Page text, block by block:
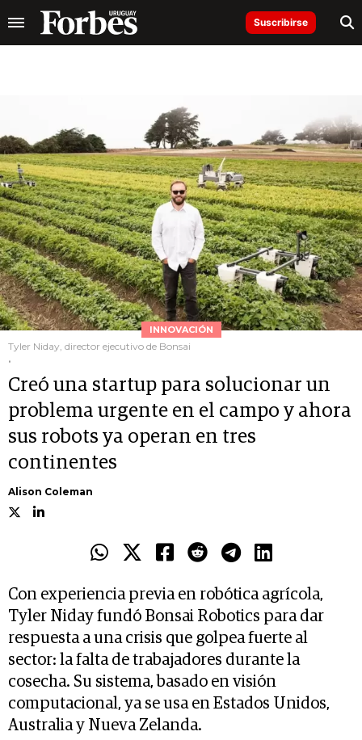
Suscribirse
INNOVACIÓN
Tyler Niday, director ejecutivo de Bonsai
.
Creó una startup para solucionar un
problema urgente en el campo y ahora
sus robots ya operan en tres
continentes
Alison Coleman
Con experiencia previa en robótica agrícola,
Tyler Niday fundó Bonsai Robotics para dar
respuesta a una crisis que golpea fuerte al
sector: la falta de trabajadores durante la
cosecha. Su sistema, basado en visión
computacional, ya se usa en Estados Unidos,
Australia y Nueva Zelanda.